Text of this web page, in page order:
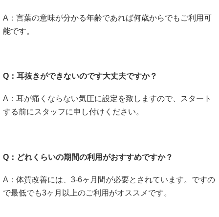
A：言葉の意味が分かる年齢であれば何歳からでもご利用可
能です。
Q：耳抜きができないのです大丈夫ですか？
A：耳が痛くならない気圧に設定を致しますので、スタート
する前にスタッフに申し付けください。
Q：どれくらいの期間の利用がおすすめですか？
A：体質改善には、3-6ヶ月間が必要とされています。ですの
で最低でも3ヶ月以上のご利用がオススメです。